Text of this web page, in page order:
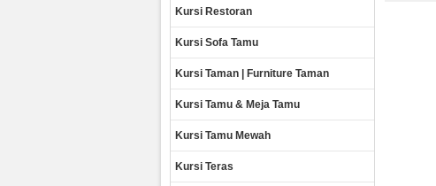
Kursi Restoran
Kursi Sofa Tamu
Kursi Taman | Furniture Taman
Kursi Tamu & Meja Tamu
Kursi Tamu Mewah
Kursi Teras